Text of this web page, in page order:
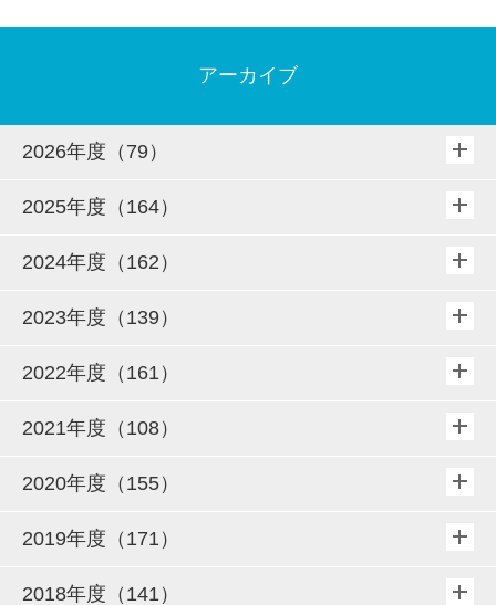
アーカイブ
2026年度（79）
2025年度（164）
2024年度（162）
2023年度（139）
2022年度（161）
2021年度（108）
2020年度（155）
2019年度（171）
2018年度（141）